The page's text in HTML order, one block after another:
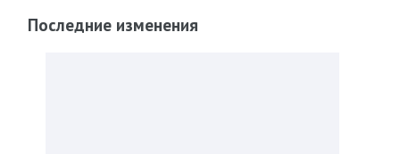
Последние изменения